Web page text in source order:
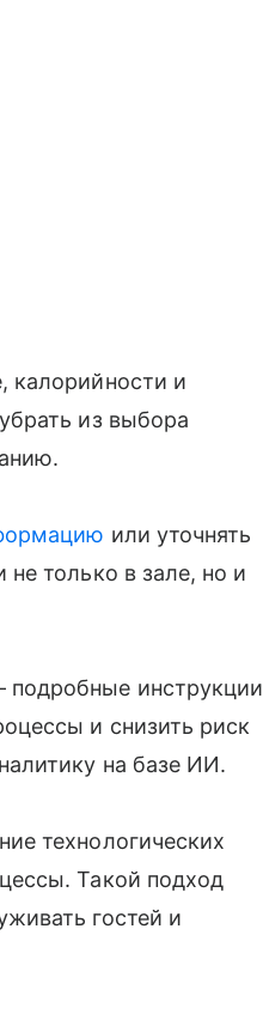
калорийности и
из выбора
или уточнять
не только в зале, но и
инструкции
и снизить риск
на базе ИИ.
технологических
Такой подход
гостей и